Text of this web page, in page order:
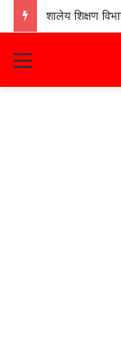
Menu